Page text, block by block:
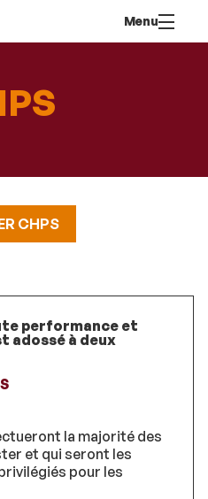
content
Menu
CHPS
performance et
adossé à deux
la majorité des
et qui seront les
pour les